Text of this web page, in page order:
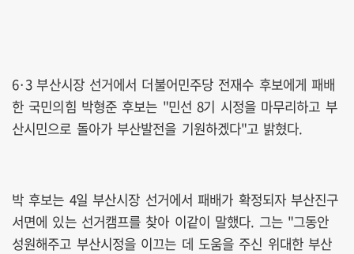
6·3 부산시장 선거에서 더불어민주당 전재수 후보에게 패배
한 국민의힘 박형준 후보는 "민선 8기 시정을 마무리하고 부
산시민으로 돌아가 부산발전을 기원하겠다"고 밝혔다.
박 후보는 4일 부산시장 선거에서 패배가 확정되자 부산진구
서면에 있는 선거캠프를 찾아 이같이 말했다. 그는 "그동안
성원해주고 부산시정을 이끄는 데 도움을 주신 위대한 부산